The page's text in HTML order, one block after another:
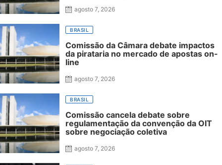
agosto 7, 2026
BRASIL
Comissão da Câmara debate impactos
da pirataria no mercado de apostas on-
line
agosto 7, 2026
BRASIL
Comissão cancela debate sobre
regulamentação da convenção da OIT
sobre negociação coletiva
agosto 7, 2026